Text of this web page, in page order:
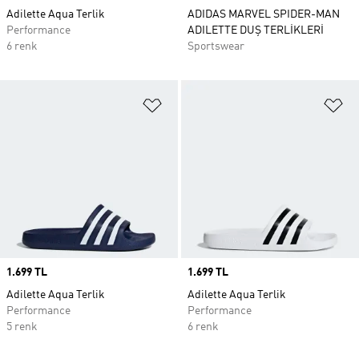
Adilette Aqua Terlik
Performance
6 renk
ADIDAS MARVEL SPIDER-MAN
ADILETTE DUŞ TERLİKLERİ
Sportswear
Price
1.699 TL
Adilette Aqua Terlik
Performance
5 renk
Price
1.699 TL
Adilette Aqua Terlik
Performance
6 renk